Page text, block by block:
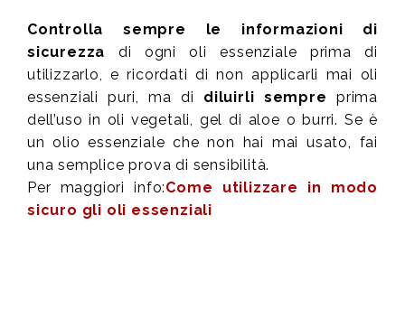
Controlla sempre le informazioni di
sicurezza di ogni oli essenziale prima di
utilizzarlo, e ricordati di non applicarli mai oli
essenziali puri, ma di diluirli sempre prima
dell’uso in oli vegetali, gel di aloe o burri. Se è
un olio essenziale che non hai mai usato, fai
una semplice prova di sensibilità.
Per maggiori info:Come utilizzare in modo
sicuro gli oli essenziali